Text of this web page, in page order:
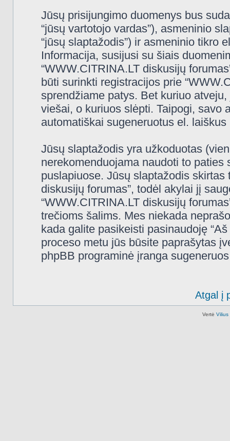
Jūsų prisijungimo duomenys bus
“jūsų vartotojo vardas”), asmeninio
“jūsų slaptažodis”) ir asmeninio tikro
Informacija, susijusi su šiais
“WWW.CITRINA.LT diskusijų
būti surinkti registracijos prie
sprendžiame patys. Bet kuriuo
viešai, o kuriuos slėpti. Taipogi, savo
automatiškai sugeneruotus el.
Jūsų slaptažodis yra užkoduotas
nerekomenduojama naudoti to
puslapiuose. Jūsų slaptažodis
diskusijų forumas”, todėl akylai jį
“WWW.CITRINA.LT diskusijų
trečioms šalims. Mes niekada
kada galite pasikeisti pasinaudoję
proceso metu jūs būsite paprašytas
phpBB programinė įranga
Atgal į
Vertė Vilius